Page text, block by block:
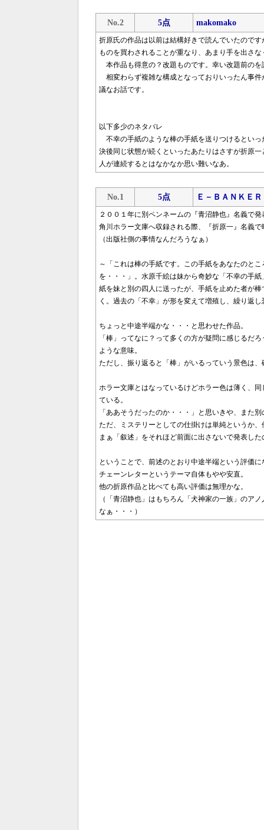
No.2 5点 makomako
折原氏の作品は以前は結構好きで読んでいたので
ものを買わされることが重なり、あまり手を出さ
本作品も得意の？改題ものです。幸い改題前の
相変わらず複雑な構成となっておりいったん事
議なお話です。
以下多少のネタバレ
不幸の手紙のような棒の手紙を送りつけるとい
決後同じ状態が続くといったあたりはさすが折原
人が連続するとはなかなか思い難いなあ。
No.1 5点 Ｅ－ＢＡＮＫＥＲ
２００１年に別ペンネームの『青沼静也』名義で
角川ホラー文庫へ収録される際、『折原一』名義
（出版社側の事情なんだろうなぁ）
～「これは棒の手紙です。この手紙をあなたのと
を・・・」。水原千絵は妹から奇妙な「不幸の手
紙を妹と別の四人に送ったが、手紙を止めた者が
く。過去の「不幸」が形を変えて増殖し、繰り返
ちょっと中途半端かな・・・と思わせた作品。
「棒」ってなに？って多くの方が疑問に感じるだ
ような意味。
ただし、振り返ると「棒」がいるっていう景色は
ホラー文庫とはなっているけどホラー色は薄く、
ている。
「ああそうだったのか・・・」と思いきや、また
ただ、ミステリーとしての仕掛けは単純というか
まぁ「叙述」をそれほど前面に出さないで発表し
ということで、前述のとおり中途半端という評価
チェーンレターというテーマ自体もやや安直。
他の折原作品と比べても高い評価は無理かな。
（「青沼静也」はもちろん「犬神家の一族」のア
なぁ・・・）